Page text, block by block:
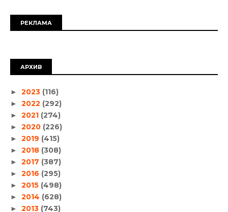
РЕКЛАМА
АРХИВ
► 2023 (116)
► 2022 (292)
► 2021 (274)
► 2020 (226)
► 2019 (415)
► 2018 (308)
► 2017 (387)
► 2016 (295)
► 2015 (498)
► 2014 (628)
► 2013 (743)